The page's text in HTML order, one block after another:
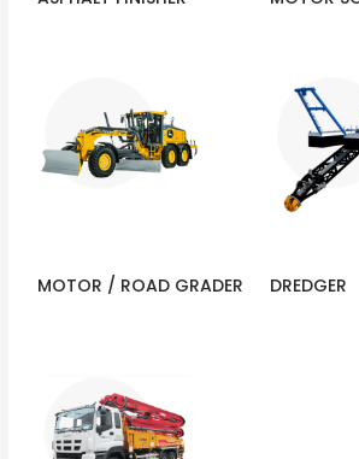
MOTOR / ROAD GRADER DREDGER